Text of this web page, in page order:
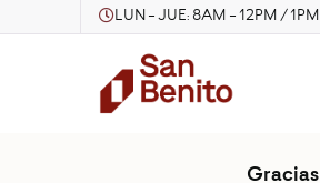
LUN - JUE: 8AM - 12PM /